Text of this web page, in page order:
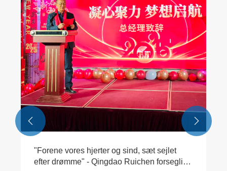
"Forene vores hjerter og sind, sæt sejlet
efter drømme" - Qingdao Ruichen forsegling
 